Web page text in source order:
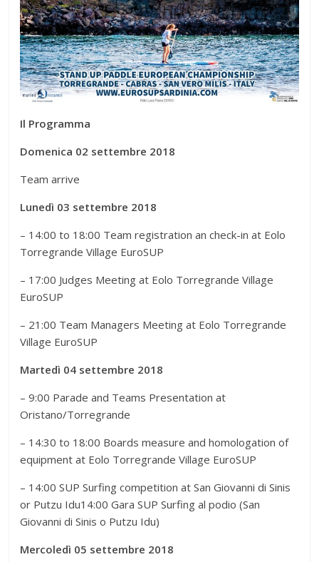
Il Programma
Domenica 02 settembre 2018
Team arrive
Lunedì 03 settembre 2018
– 14:00 to 18:00 Team registration an check-in at Eolo
Torregrande Village EuroSUP
– 17:00 Judges Meeting at Eolo Torregrande Village
EuroSUP
– 21:00 Team Managers Meeting at Eolo Torregrande
Village EuroSUP
Martedì 04 settembre 2018
– 9:00 Parade and Teams Presentation at
Oristano/Torregrande
– 14:30 to 18:00 Boards measure and homologation of
equipment at Eolo Torregrande Village EuroSUP
– 14:00 SUP Surfing competition at San Giovanni di Sinis
or Putzu Idu14:00 Gara SUP Surfing al podio (San
Giovanni di Sinis o Putzu Idu)
Mercoledì 05 settembre 2018